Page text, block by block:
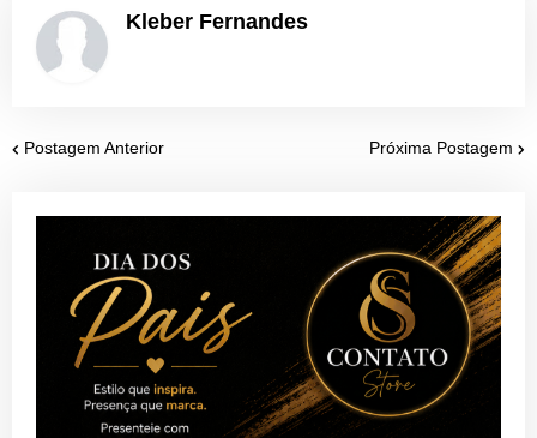
Kleber Fernandes
Postagem Anterior Próxima Postagem